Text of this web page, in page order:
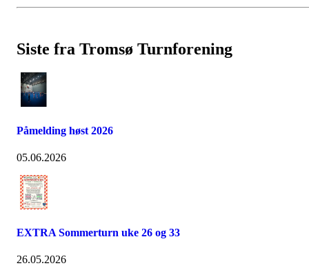
Siste fra Tromsø Turnforening
Påmelding høst 2026
05.06.2026
EXTRA Sommerturn uke 26 og 33
26.05.2026